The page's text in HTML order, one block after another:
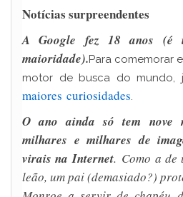
Notícias surpreendentes
A Google fez 18 anos (é
maioridade).Para comemorar
motor de busca do mundo,
maiores curiosidades.
O ano ainda só tem nove
milhares e milhares de
virais na Internet. Como a de
leão, um pai (demasiado?)